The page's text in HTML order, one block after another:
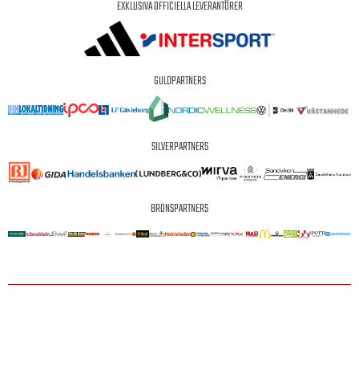
EXKLUSIVA OFFICIELLA LEVERANTÖRER
GULDPARTNERS
SILVERPARTNERS
BRONSPARTNERS